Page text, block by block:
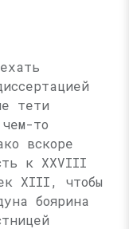
тети
то
вскоре
к XXVIII
XIII, чтобы
боярина